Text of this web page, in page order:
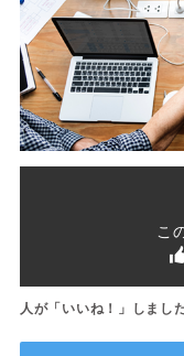
こ
人が「いいね！」しまし